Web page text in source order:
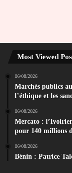
Most Viewed
06/08/2026
Marchés publics
l’éthique et les
06/08/2026
Mercato :
pour 140 millions
06/08/2026
Bénin : Patrice